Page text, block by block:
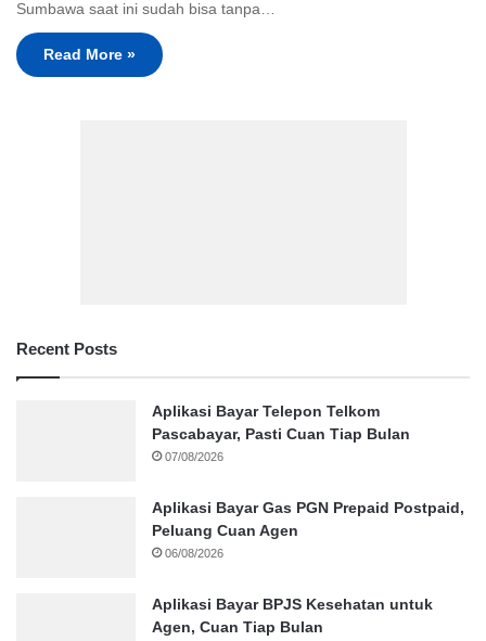
Sumbawa saat ini sudah bisa tanpa…
Read More »
Recent Posts
Aplikasi Bayar Telepon Telkom
Pascabayar, Pasti Cuan Tiap Bulan
07/08/2026
Aplikasi Bayar Gas PGN Prepaid Postpaid,
Peluang Cuan Agen
06/08/2026
Aplikasi Bayar BPJS Kesehatan untuk
Agen, Cuan Tiap Bulan